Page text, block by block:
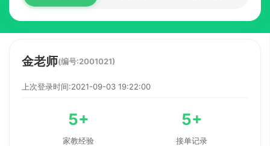
金老师(编号:2001021)
上次登录时间:2021-09-03 19:22:00
5+
家教经验
5+
接单记录